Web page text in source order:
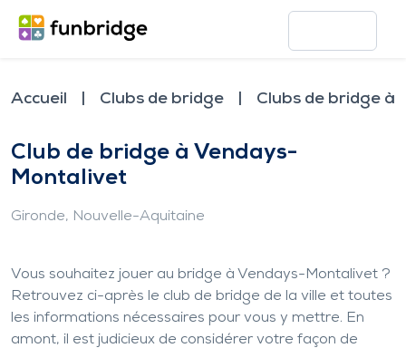
Accueil Clubs de bridge Clubs de bridge à
Club de bridge à Vendays-
Montalivet
Gironde, Nouvelle-Aquitaine
Vous souhaitez jouer au bridge à Vendays-Montalivet ?
Retrouvez ci-après le club de bridge de la ville et toutes
les informations nécessaires pour vous y mettre. En
amont, il est judicieux de considérer votre façon de